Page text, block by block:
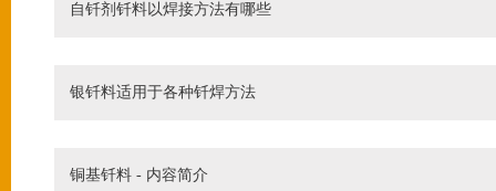
自钎剂钎料以焊接方法有哪些
银钎料适用于各种钎焊方法
铜基钎料 - 内容简介